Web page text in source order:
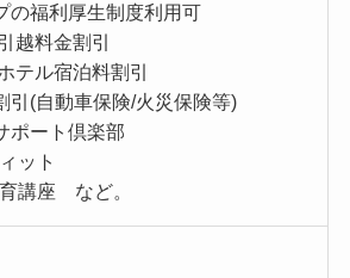
の福利厚生制度利用可
越料金割引
テル宿泊料割引
(自動車保険/火災保険等)
ポート倶楽部
ット
講座 など。